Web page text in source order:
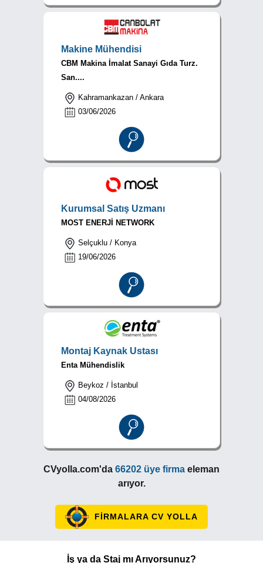
Makine Mühendisi
CBM Makina İmalat Sanayi Gıda Turz.
San....
Kahramankazan / Ankara
03/06/2026
Kurumsal Satış Uzmanı
MOST ENERJİ NETWORK
Selçuklu / Konya
19/06/2026
Montaj Kaynak Ustası
Enta Mühendislik
Beykoz / İstanbul
04/08/2026
CVyolla.com'da 66202 üye firma eleman
arıyor.
FİRMALARA CV YOLLA
İş ya da Staj mı Arıyorsunuz?